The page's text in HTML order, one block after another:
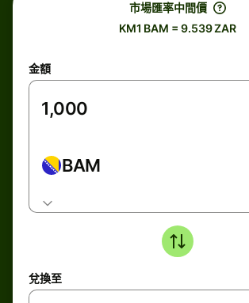
市場匯率中間價
KM1 BAM = 9.539 ZAR
金額
BAM
兌換至